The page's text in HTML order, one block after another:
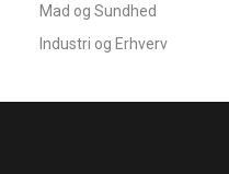
Mad og Sundhed
Industri og Erhverv